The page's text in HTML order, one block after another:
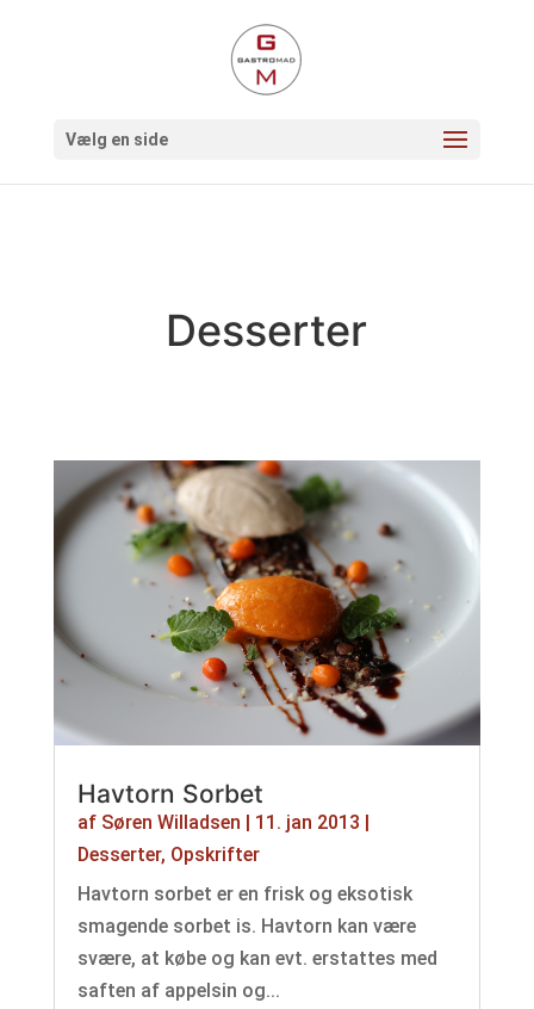
Vælg en side
Desserter
Havtorn Sorbet
af Søren Willadsen | 11. jan 2013 |
Desserter, Opskrifter
Havtorn sorbet er en frisk og eksotisk
smagende sorbet is. Havtorn kan være
svære, at købe og kan evt. erstattes med
saften af appelsin og...